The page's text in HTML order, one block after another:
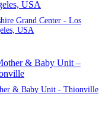
Grand Center - Los
USA
& Baby Unit - Thionville